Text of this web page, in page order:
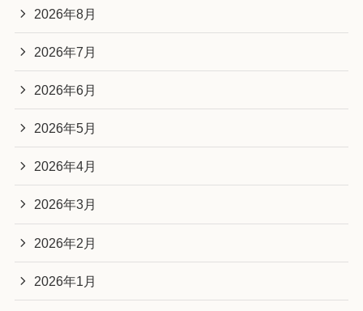
2026年8月
2026年7月
2026年6月
2026年5月
2026年4月
2026年3月
2026年2月
2026年1月